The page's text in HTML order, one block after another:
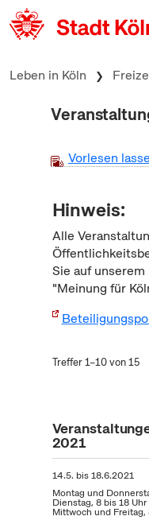
zum Inhalt springen
Leben in Köln
Vorlesen
Hinweis:
Alle
Sie auf
"Meinung für
Treffer 1–10 von 15
2021
14.5. bis18.6.2021
Montag und
Dienstag, 8 bis 18 Uhr
Mittwoch und Freitag,